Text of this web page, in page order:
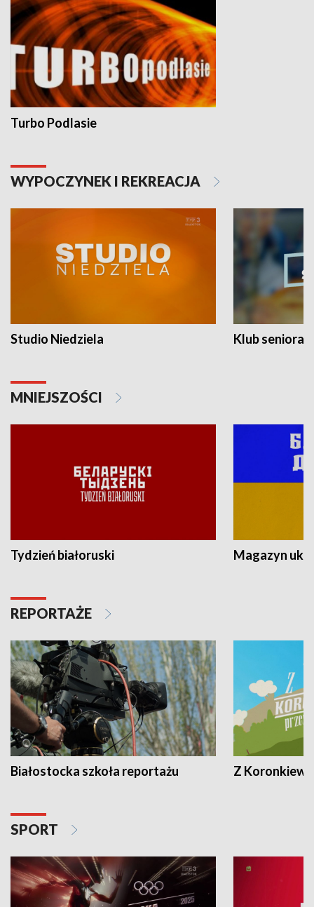
Turbo Podlasie
WYPOCZYNEK I REKREACJA
Studio Niedziela Klub seniora
MNIEJSZOŚCI
Tydzień białoruski Magazyn
REPORTAŻE
Białostocka szkoła reportażu Z
SPORT